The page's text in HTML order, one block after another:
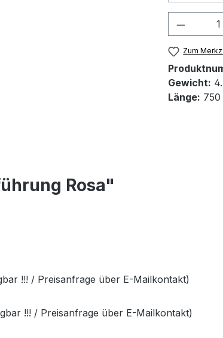
Zum
Gewicht:
Länge: 750
Rosa"
!!! / Preisanfrage über E-Mailkontakt)
!!! / Preisanfrage über E-Mailkontakt)